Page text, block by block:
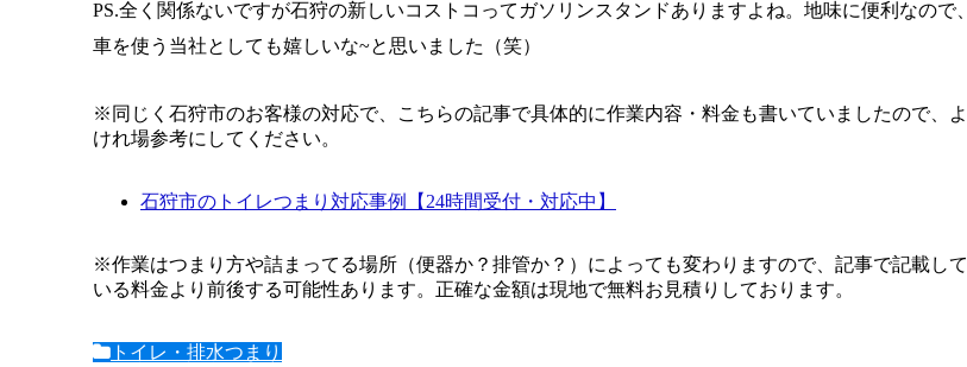
PS.全く関係ないですが石狩の新しいコストコってガソリンスタンドありますよね。地味に便利なので、
車を使う当社としても嬉しいな~と思いました（笑）
※同じく石狩市のお客様の対応で、こちらの記事で具体的に作業内容・料金も書いていましたので、よ
けれ場参考にしてください。
石狩市のトイレつまり対応事例【24時間受付・対応中】
※作業はつまり方や詰まってる場所（便器か？排管か？）によっても変わりますので、記事で記載して
いる料金より前後する可能性あります。正確な金額は現地で無料お見積りしております。
トイレ・排水つまり